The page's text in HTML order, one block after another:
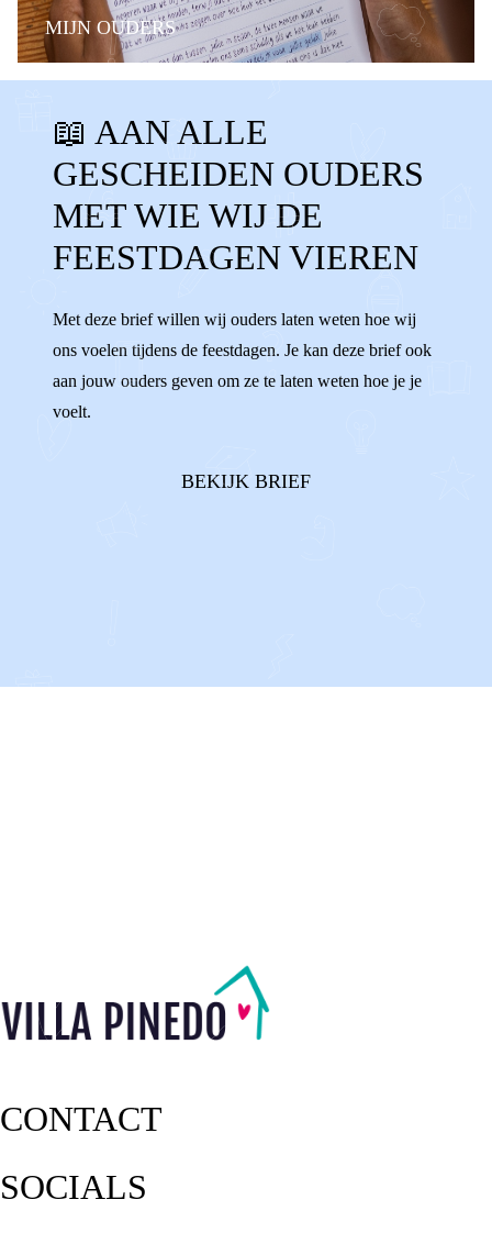
MIJN OUDERS
BELANGRIJKE MOMENTEN FAMILIE
STIEFOUDERS ALLEEN
GESCHEIDEN OUDERS KERST
SINTERKLAAS OUD EN NIEUW
FEESTDAGEN PAPA MAMA SAMEN
📖 AAN ALLE
GESCHEIDEN OUDERS
MET WIE WIJ DE
FEESTDAGEN VIEREN
Met deze brief willen wij ouders laten weten hoe wij
ons voelen tijdens de feestdagen. Je kan deze brief ook
aan jouw ouders geven om ze te laten weten hoe je je
voelt.
BEKIJK BRIEF
CONTACT
SOCIALS